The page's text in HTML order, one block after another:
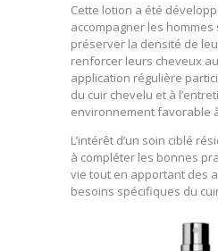
Cette lotion a été
accompagner les hommes
préserver la densité de
renforcer leurs cheveux
application régulière
du cuir chevelu et à
environnement favorable
L’intérêt d’un soin ciblé
à compléter les bonnes
vie tout en apportant des
besoins spécifiques du